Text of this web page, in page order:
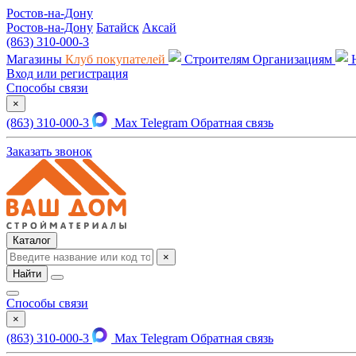
Ростов-на-Дону
Ростов-на-Дону Батайск Аксай
(863) 310-000-3
Магазины Клуб покупателей Строителям Организациям
Вход или регистрация
Способы связи
×
(863) 310-000-3 Max Telegram Обратная связь
Заказать звонок
Каталог
×
Найти
Способы связи
×
(863) 310-000-3 Max Telegram Обратная связь